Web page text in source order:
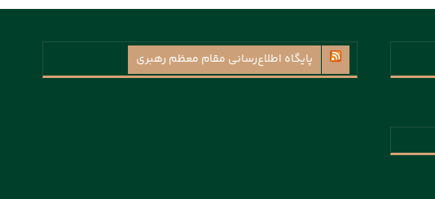
پايگاه اطلاع‌رسانی مقام معظم رهبری